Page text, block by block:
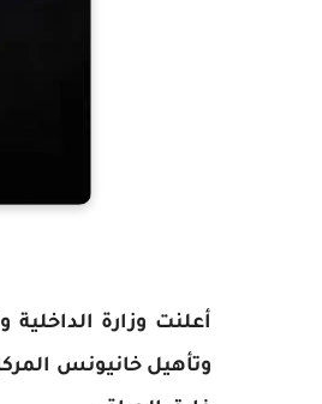
وتأهيل خانيونس